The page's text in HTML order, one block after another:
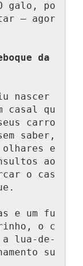
galo, po
— agor
da
nascer
casal qu
carro
saber,
olhares e
ao
o cas
e um fu
o c
a lua-de-
su